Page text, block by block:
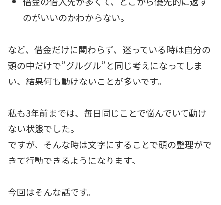
のがいいのかわからない。
など、借金だけに関わらず、迷っている時は自分の
頭の中だけで”グルグル”と同じ考えになってしま
い、結果何も動けないことが多いです。
私も3年前までは、毎日同じことで悩んでいて動け
ない状態でした。
ですが、そんな時は文字にすることで頭の整理がで
きて行動できるようになります。
今回はそんな話です。